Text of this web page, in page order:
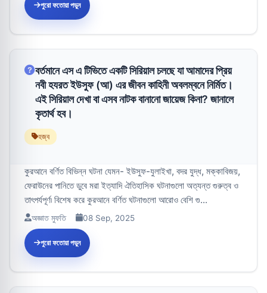
পুরো ফতোয়া পড়ুন
বর্তমানে এস এ টিভিতে একটি সিরিয়াল চলছে যা আমাদের প্রিয়
নবী হযরত ইউসুফ (আ) এর জীবন কাহিনী অবলম্বনে নির্মিত।
এই সিরিয়াল দেখা বা এসব নাটক বানানো জায়েজ কিনা? জানালে
কৃতার্থ হব।
হজ্ব
কুরআনে বর্ণিত ‍বিভিন্ন ঘটনা যেমন- ইউসুফ-যুলাইখা, বদর যুদ্ধ, মক্কাবিজয়,
ফেরাউনের পানিতে ডুবে মরা ইত্যাদি ঐতিহাসিক ঘটনাগুলো অত্যন্ত গুরুত্ব ও
তাৎপর্যপূর্ণ৷ বিশেষ করে কুরআনে বর্ণিত ঘটনাগুলো আরোও বেশি গু...
অজ্ঞাত মুফতি 08 Sep, 2025
পুরো ফতোয়া পড়ুন